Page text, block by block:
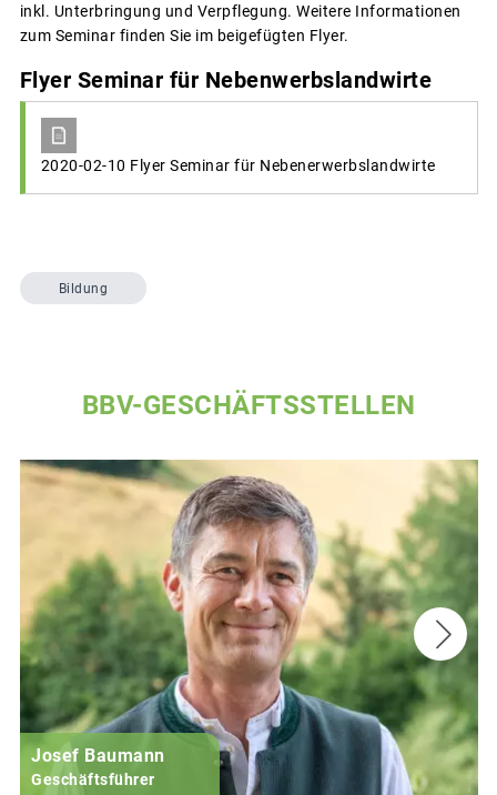
inkl. Unterbringung und Verpflegung. Weitere Informationen
zum Seminar finden Sie im beigefügten Flyer.
Flyer Seminar für Nebenwerbslandwirte
2020-02-10 Flyer Seminar für Nebenerwerbslandwirte
Bildung
BBV-GESCHÄFTSSTELLEN
Josef Baumann
Geschäftsführer